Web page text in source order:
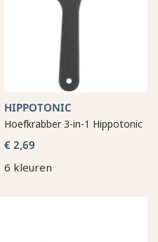
HIPPOTONIC
Hoefkrabber 3-in-1 Hippotonic
€ 2,69
6 kleuren